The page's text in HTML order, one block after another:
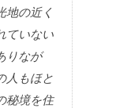
地の近く
ていない
りなが
人もほと
秘境を住